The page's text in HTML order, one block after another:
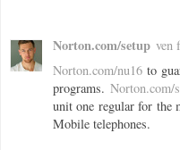
Norton.com/setup ven
Norton.com/nu16 to
programs. Norton.com/
unit one regular for the
Mobile telephones.